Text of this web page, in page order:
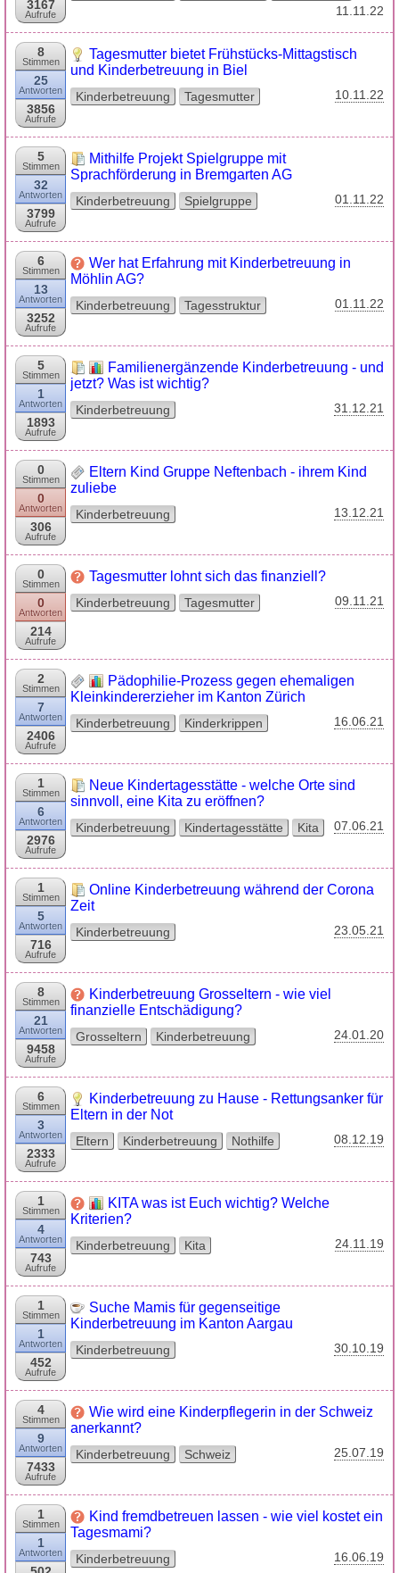
3167
Aufrufe
11.11.22
8
Stimmen
25
Antworten
3856
Aufrufe
Tagesmutter bietet Frühstücks-Mittagstisch
und Kinderbetreuung in Biel
Kinderbetreuung Tagesmutter 10.11.22
5
Stimmen
32
Antworten
3799
Aufrufe
Mithilfe Projekt Spielgruppe mit
Sprachförderung in Bremgarten AG
Kinderbetreuung Spielgruppe 01.11.22
6
Stimmen
13
Antworten
3252
Aufrufe
Wer hat Erfahrung mit Kinderbetreuung in
Möhlin AG?
Kinderbetreuung Tagesstruktur 01.11.22
5
Stimmen
1
Antworten
1893
Aufrufe
Familienergänzende Kinderbetreuung - und
jetzt? Was ist wichtig?
Kinderbetreuung 31.12.21
0
Stimmen
0
Antworten
306
Aufrufe
Eltern Kind Gruppe Neftenbach - ihrem Kind
zuliebe
Kinderbetreuung 13.12.21
0
Stimmen
0
Antworten
214
Aufrufe
Tagesmutter lohnt sich das finanziell?
Kinderbetreuung Tagesmutter 09.11.21
2
Stimmen
7
Antworten
2406
Aufrufe
Pädophilie-Prozess gegen ehemaligen
Kleinkindererzieher im Kanton Zürich
Kinderbetreuung Kinderkrippen 16.06.21
1
Stimmen
6
Antworten
2976
Aufrufe
Neue Kindertagesstätte - welche Orte sind
sinnvoll, eine Kita zu eröffnen?
Kinderbetreuung Kindertagesstätte Kita 07.06.21
1
Stimmen
5
Antworten
716
Aufrufe
Online Kinderbetreuung während der Corona
Zeit
Kinderbetreuung 23.05.21
8
Stimmen
21
Antworten
9458
Aufrufe
Kinderbetreuung Grosseltern - wie viel
finanzielle Entschädigung?
Grosseltern Kinderbetreuung 24.01.20
6
Stimmen
3
Antworten
2333
Aufrufe
Kinderbetreuung zu Hause - Rettungsanker für
Eltern in der Not
Eltern Kinderbetreuung Nothilfe 08.12.19
1
Stimmen
4
Antworten
743
Aufrufe
KITA was ist Euch wichtig? Welche
Kriterien?
Kinderbetreuung Kita 24.11.19
1
Stimmen
1
Antworten
452
Aufrufe
Suche Mamis für gegenseitige
Kinderbetreuung im Kanton Aargau
Kinderbetreuung 30.10.19
4
Stimmen
9
Antworten
7433
Aufrufe
Wie wird eine Kinderpflegerin in der Schweiz
anerkannt?
Kinderbetreuung Schweiz 25.07.19
1
Stimmen
1
Antworten
Kind fremdbetreuen lassen - wie viel kostet ein
Tagesmami?
Kinderbetreuung 16.06.19